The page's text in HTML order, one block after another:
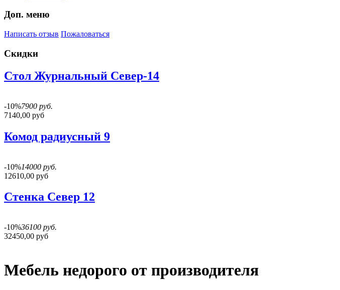
Доп. меню
Написать отзыв Пожаловаться
Скидки
Стол Журнальный Север-14
-10%7900 руб.
7140,00 руб
Комод радиусный 9
-10%14000 руб.
12610,00 руб
Стенка Север 12
-10%36100 руб.
32450,00 руб
Мебель недорого от производителя